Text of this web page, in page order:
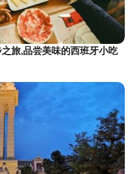
旅,品尝美味的西班牙小吃